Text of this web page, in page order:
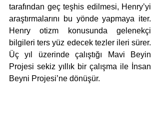
tarafından geç teşhis edilmesi, Henry’yi
araştırmalarını bu yönde yapmaya iter.
Henry otizm konusunda gelenekçi
bilgileri ters yüz edecek tezler ileri sürer.
Üç yıl üzerinde çalıştığı Mavi Beyin
Projesi sekiz yıllık bir çalışma ile İnsan
Beyni Projesi’ne dönüşür.